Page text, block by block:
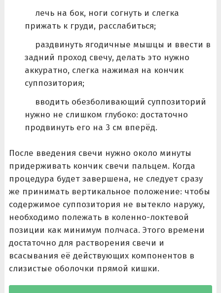
лечь на бок, ноги согнуть и слегка
прижать к груди, расслабиться;
раздвинуть ягодичные мышцы и ввести в
задний проход свечу, делать это нужно
аккуратно, слегка нажимая на кончик
суппозитория;
вводить обезболивающий суппозиторий
нужно не слишком глубоко: достаточно
продвинуть его на 3 см вперёд.
После введения свечи нужно около минуты
придерживать кончик свечи пальцем. Когда
процедура будет завершена, не следует сразу
же принимать вертикальное положение: чтобы
содержимое суппозитория не вытекло наружу,
необходимо полежать в коленно-локтевой
позиции как минимум полчаса. Этого времени
достаточно для растворения свечи и
всасывания её действующих компонентов в
слизистые оболочки прямой кишки.